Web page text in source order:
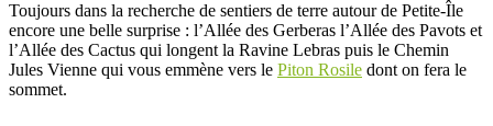
Toujours dans la recherche de sentiers de terre autour de Petite-Île
encore une belle surprise : l’Allée des Gerberas l’Allée des Pavots et
l’Allée des Cactus qui longent la Ravine Lebras puis le Chemin
Jules Vienne qui vous emmène vers le Piton Rosile dont on fera le
sommet.